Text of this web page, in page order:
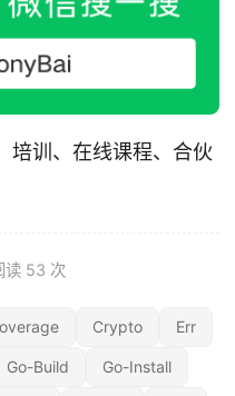
培训、在线课程、合伙
读 53 次
Crypto Err
Go-Build Go-Install